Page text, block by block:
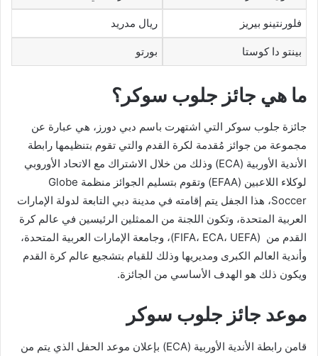
فلورنتينو بيريز ريال مدريد
بينتو دا كوستا بورتو
ما هي جائز جلوب سوكر؟
جائزة جلوب سوكر التي اشتهرت باسم دبي دورز، هي عبارة عن
مجموعة من جوائز مُقدمة لكرة القدم والتي تقوم بتنظيمها رابطة
الأندية الأوربية (ECA) وذلك من خلال الاشتراك مع الاتحاد الأوروبي
لوكلاء اللاعبين (EFAA) وتقوم بتسليم الجوائز منظمة Globe
Soccer، هذا الجفل يتم إقامته في مدينة دبي التابعة لدولة الإمارات
العربية المتحدة، وتكون اللجنة من الممثلين الرئيسين في عالم كرة
القدم من (FIFA، ECA، UEFA)، وجامعة الإمارات العربية المتحدة،
وأندية العالم الكبرى ومديريها وذلك للقيام بتشجيع عالم كرة القدم
ويكون ذلك هو الهدف الأساسي من الجائزة.
موعد جائز جلوب سوكر
قامن رابطة الأندية الأوربية (ECA) بإعلان موعد الحفل الذي يتم من